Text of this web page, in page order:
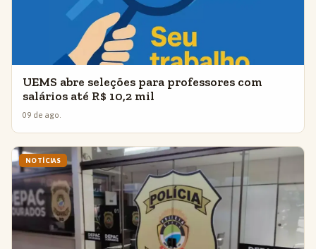
UEMS abre seleções para professores com
salários até R$ 10,2 mil
09 de ago.
NOTÍCIAS